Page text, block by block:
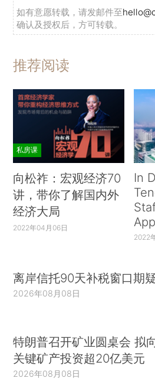
如有意愿转载，请发邮件至
确认及授权后，方可转载。
推荐阅读
私房课
向松祚：宏观经济70
讲，带你了解国内外
经济大局
2022年04月06日
In
2022
离岸信托90天补税窗口期
2026年08月08日
特朗普召开矿业圆桌会 拟
关键矿产投资超20亿美元
2026年08月08日